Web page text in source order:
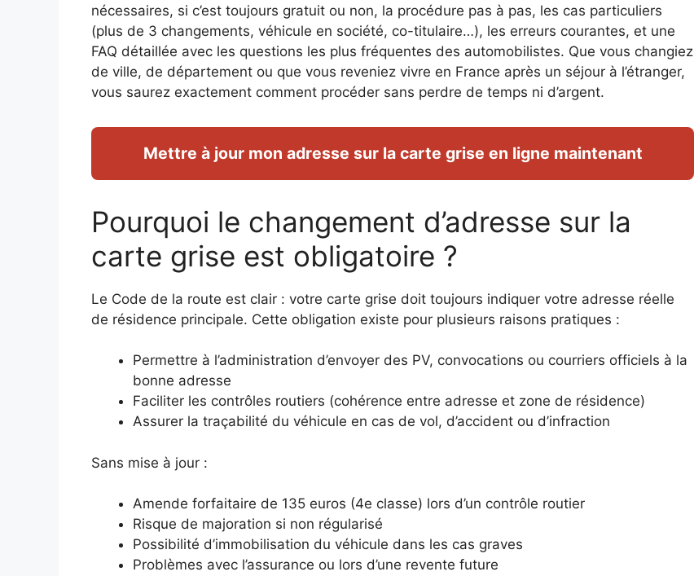
nécessaires, si c’est toujours gratuit ou non, la procédure pas à pas, les cas particuliers
(plus de 3 changements, véhicule en société, co-titulaire…), les erreurs courantes, et une
FAQ détaillée avec les questions les plus fréquentes des automobilistes. Que vous changiez
de ville, de département ou que vous reveniez vivre en France après un séjour à l’étranger,
vous saurez exactement comment procéder sans perdre de temps ni d’argent.
Mettre à jour mon adresse sur la carte grise en ligne maintenant
Pourquoi le changement d’adresse sur la
carte grise est obligatoire ?
Le Code de la route est clair : votre carte grise doit toujours indiquer votre adresse réelle
de résidence principale. Cette obligation existe pour plusieurs raisons pratiques :
Permettre à l’administration d’envoyer des PV, convocations ou courriers officiels à la
bonne adresse
Faciliter les contrôles routiers (cohérence entre adresse et zone de résidence)
Assurer la traçabilité du véhicule en cas de vol, d’accident ou d’infraction
Sans mise à jour :
Amende forfaitaire de 135 euros (4e classe) lors d’un contrôle routier
Risque de majoration si non régularisé
Possibilité d’immobilisation du véhicule dans les cas graves
Problèmes avec l’assurance ou lors d’une revente future